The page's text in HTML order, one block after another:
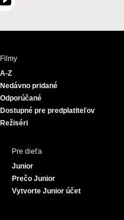
Y
u
e
Filmy
A-Z
Nedávno pridané
Odporúčané
Dostupné pre predplatiteľov
Režiséri
Pre dieťa
Junior
Prečo Junior
Vytvorte Junior účet